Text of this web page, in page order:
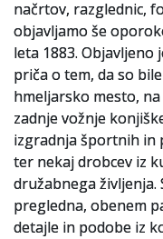
načrtov, razglednic,
objavljamo še
leta 1883. Objavljeno
priča o tem, da so
hmeljarsko mesto,
zadnje vožnje
izgradnja športnih in
ter nekaj drobcev iz
družabnega
pregledna, obenem
detajle in podobe iz